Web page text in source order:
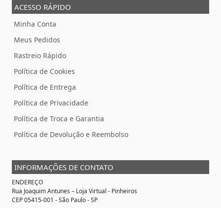
ACESSO RÁPIDO
Minha Conta
Meus Pedidos
Rastreio Rápido
Política de Cookies
Política de Entrega
Política de Privacidade
Política de Troca e Garantia
Política de Devolução e Reembolso
INFORMAÇÕES DE CONTATO
ENDEREÇO
Rua Joaquim Antunes – Loja Virtual - Pinheiros
CEP 05415-001 - São Paulo - SP